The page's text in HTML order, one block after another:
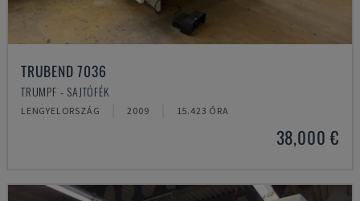
TRUBEND 7036
TRUMPF - SAJTÓFÉK
LENGYELORSZÁG 2009 15.423 ÓRA
38,000 €